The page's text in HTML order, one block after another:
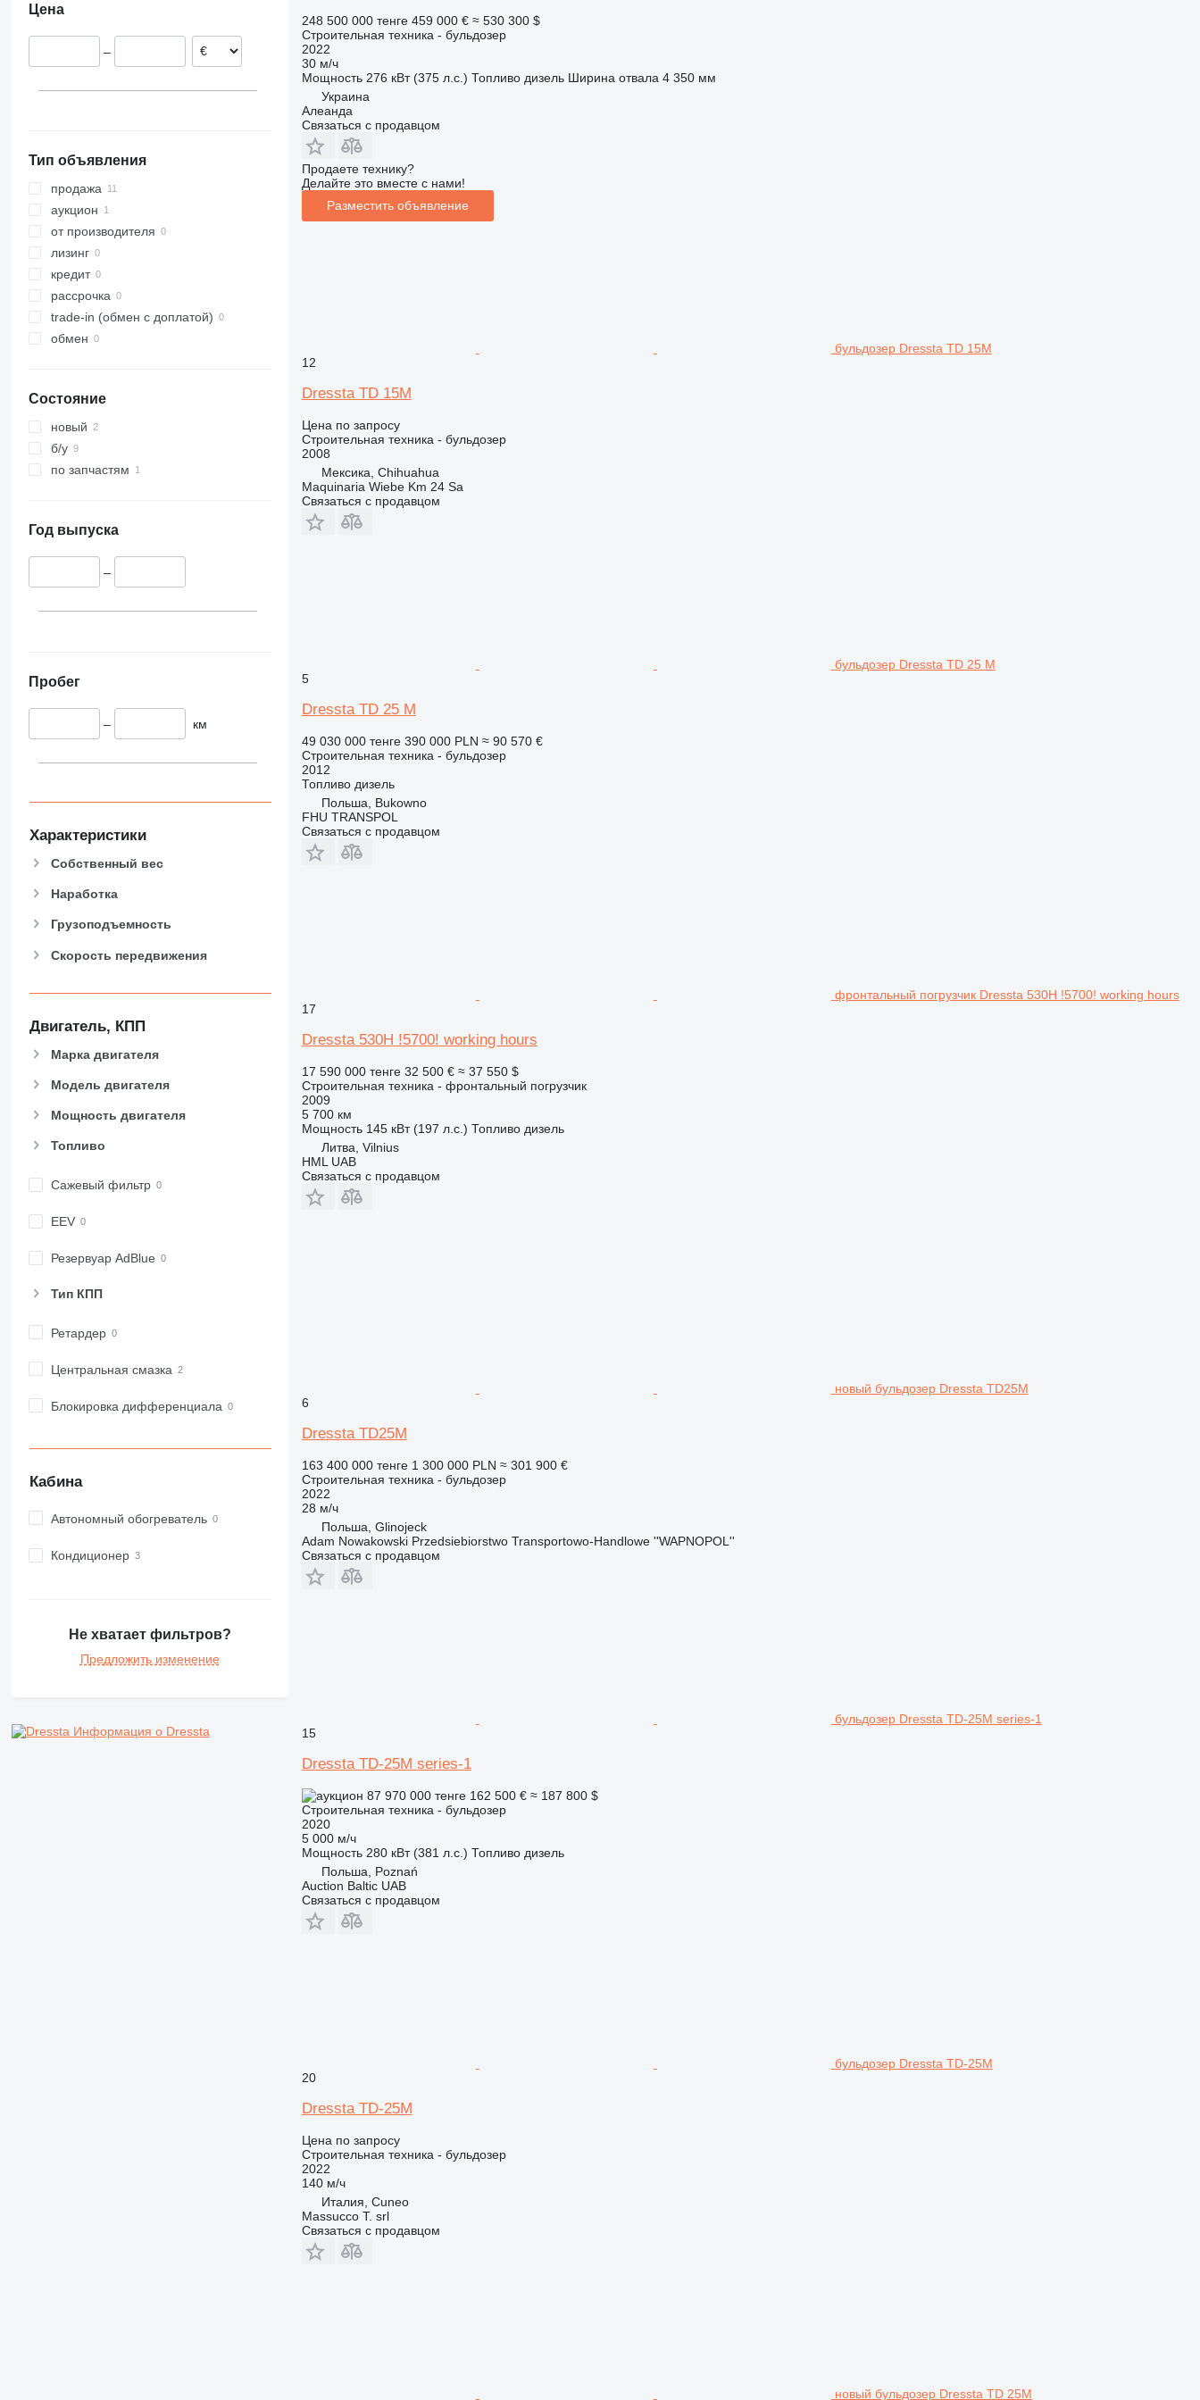
313
319
320
321
322
323
324
325
326
329
340
345
349
350
390
424
430
444
589
907
910
914
924
930
950
953
963
972
973
982
990
AP
C-series
CS
E-series
IT
MH
V-series
435S
8018
8025
8026
8030
8035
CT
JS
JZ
NXT
VMT
Vibromax
3369
Pecolift
R-series
Toucan
XR Болгария
Цена
–
Тип объявления
продажа
аукцион
от производителя
лизинг
кредит
рассрочка
trade-in (обмен с доплатой)
обмен
Состояние
новый
б/у
по запчастям
Год выпуска
–
Пробег
– км
Характеристики
Собственный вес
Наработка
Грузоподъемность
Скорость передвижения
Двигатель, КПП
Марка двигателя
Модель двигателя
Мощность двигателя
Топливо
Сажевый фильтр
EEV
Резервуар AdBlue
Тип КПП
Ретардер
Центральная смазка
Блокировка дифференциала
Кабина
Автономный обогреватель
Кондиционер
Не хватает фильтров?
Предложить изменение
Информация о Dressta
248 500 000 тенге 459 000 € ≈ 530 300 $
Строительная техника - бульдозер
2022
30 м/ч
Мощность 276 кВт (375 л.с.) Топливо дизель Ширина отвала 4 350 мм
Украина
Алеанда
Связаться с продавцом
Продаете технику?
Делайте это вместе с нами!
Разместить объявление
бульдозер Dressta TD 15M
12
Dressta TD 15M
Цена по запросу
Строительная техника - бульдозер
2008
Мексика, Chihuahua
Maquinaria Wiebe Km 24 Sa
Связаться с продавцом
бульдозер Dressta TD 25 M
5
Dressta TD 25 M
49 030 000 тенге 390 000 PLN ≈ 90 570 €
Строительная техника - бульдозер
2012
Топливо дизель
Польша, Bukowno
FHU TRANSPOL
Связаться с продавцом
фронтальный погрузчик Dressta 530H !5700! working hours
17
Dressta 530H !5700! working hours
17 590 000 тенге 32 500 € ≈ 37 550 $
Строительная техника - фронтальный погрузчик
2009
5 700 км
Мощность 145 кВт (197 л.с.) Топливо дизель
Литва, Vilnius
HML UAB
Связаться с продавцом
новый бульдозер Dressta TD25M
6
Dressta TD25M
163 400 000 тенге 1 300 000 PLN ≈ 301 900 €
Строительная техника - бульдозер
2022
28 м/ч
Польша, Glinojeck
Adam Nowakowski Przedsiebiorstwo Transportowo-Handlowe ''WAPNOPOL''
Связаться с продавцом
бульдозер Dressta TD-25M series-1
15
Dressta TD-25M series-1
87 970 000 тенге 162 500 € ≈ 187 800 $
Строительная техника - бульдозер
2020
5 000 м/ч
Мощность 280 кВт (381 л.с.) Топливо дизель
Польша, Poznań
Auction Baltic UAB
Связаться с продавцом
бульдозер Dressta TD-25M
20
Dressta TD-25M
Цена по запросу
Строительная техника - бульдозер
2022
140 м/ч
Италия, Cuneo
Massucco T. srl
Связаться с продавцом
новый бульдозер Dressta TD 25M